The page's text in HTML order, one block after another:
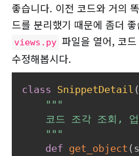
좋습니다. 이전 코드와 거의
드를 분리했기 때문에 좀더
views.py 파일을 열어, 코
수정해봅시다.
class SnippetDetail (
"""
코드 조각 조회,
    """
def get_object (